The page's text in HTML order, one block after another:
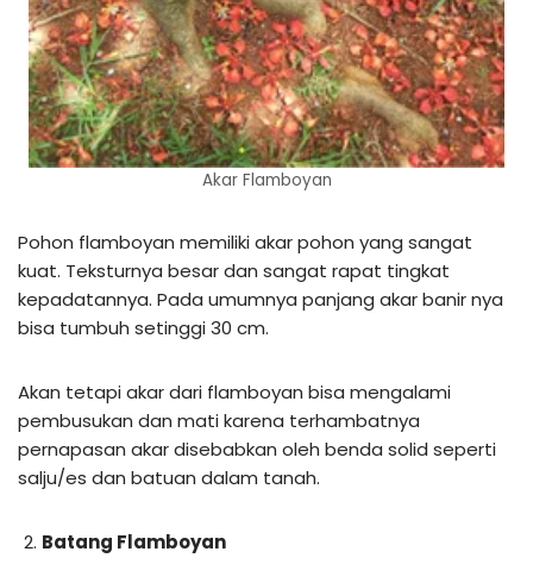
Akar Flamboyan
Pohon flamboyan memiliki akar pohon yang sangat
kuat. Teksturnya besar dan sangat rapat tingkat
kepadatannya. Pada umumnya panjang akar banir nya
bisa tumbuh setinggi 30 cm.
Akan tetapi akar dari flamboyan bisa mengalami
pembusukan dan mati karena terhambatnya
pernapasan akar disebabkan oleh benda solid seperti
salju/es dan batuan dalam tanah.
Batang Flamboyan